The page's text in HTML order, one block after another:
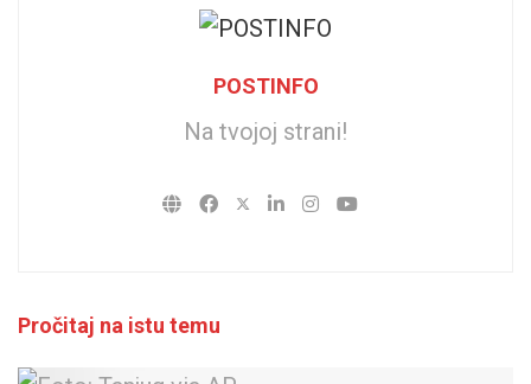
POSTINFO
Na tvojoj strani!
Pročitaj na istu temu